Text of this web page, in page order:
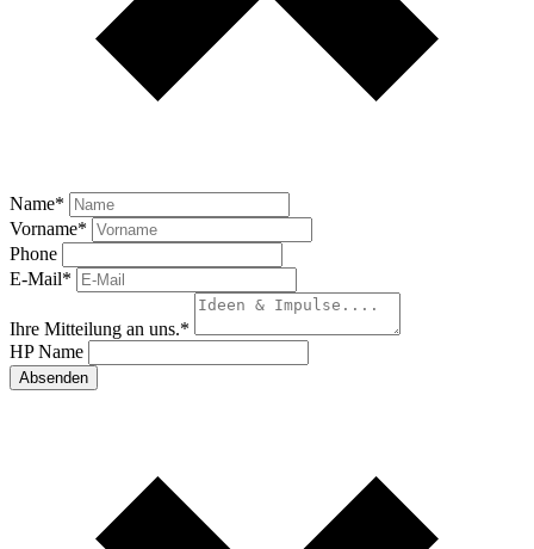
Name*
Vorname*
Phone
E-Mail*
Ihre Mitteilung an uns.*
HP Name
Absenden